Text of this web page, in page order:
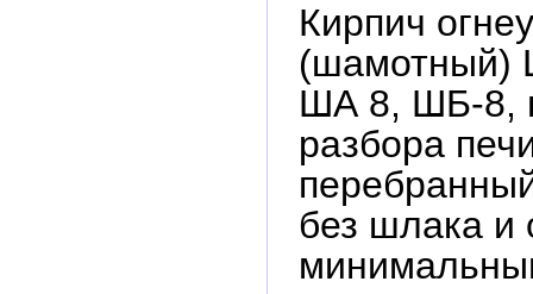
Кирпич
ША 8, ШБ-8,
разбора
без шлака и